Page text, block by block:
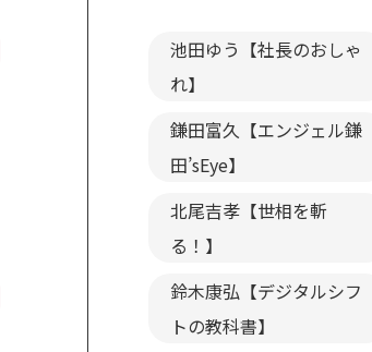
池田ゆう【社長のおしゃ
れ】
鎌田富久【エンジェル鎌
田’sEye】
北尾吉孝【世相を斬
る！】
鈴木康弘【デジタルシフ
トの教科書】